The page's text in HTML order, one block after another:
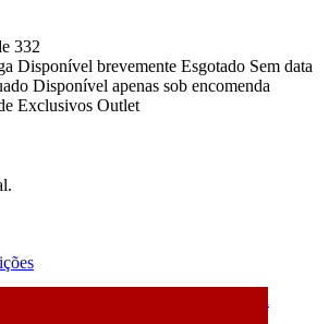
332
Disponível brevemente Esgotado Sem data
Disponível apenas sob encomenda
Exclusivos Outlet